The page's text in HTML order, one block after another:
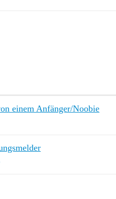
einem Anfänger/Noobie